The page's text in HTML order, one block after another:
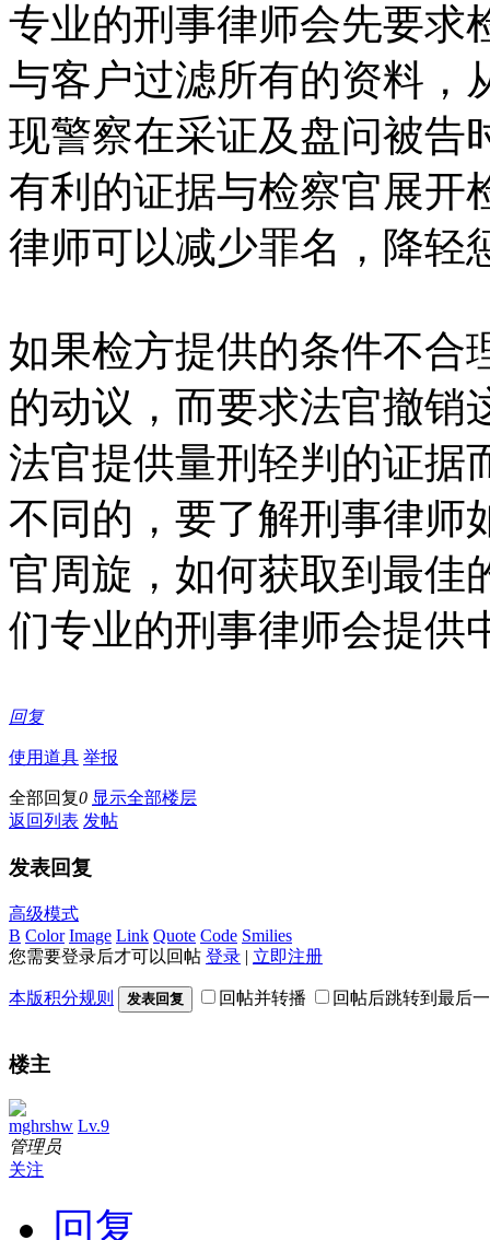
专业的刑事律师会先要求
与客户过滤所有的资料，
现警察在采证及盘问被告
有利的证据与检察官展开
律师可以减少罪名，降轻
如果检方提供的条件不合
的动议，而要求法官撤销
法官提供量刑轻判的证据
不同的，要了解刑事律师
官周旋，如何获取到最佳
们专业的刑事律师会提供
回复
使用道具 举报
全部回复0 显示全部楼层
返回列表 发帖
发表回复
高级模式
B Color Image Link Quote Code Smilies
您需要登录后才可以回帖 登录 | 立即注册
本版积分规则 发表回复 回帖并转播 回帖后跳转到最后
楼主
mghrshw Lv.9
管理员
关注
回复